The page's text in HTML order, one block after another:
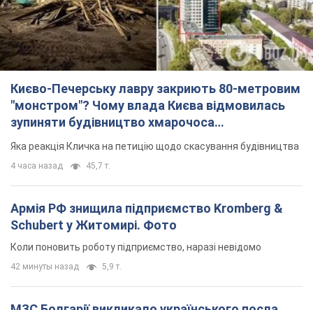
Києво-Печерську лавру закриють 80-метровим
"монстром"? Чому влада Києва відмовилась
зупиняти будівництво хмарочоса
"московського вірянина"
Яка реакція Кличка на петицію щодо скасування будівництва
4 часа назад 45,7 т.
Армія РФ знищила підприємство Kromberg &
Schubert у Житомирі. Фото
Коли поновить роботу підприємство, наразі невідомо
42 минуты назад 5,9 т.